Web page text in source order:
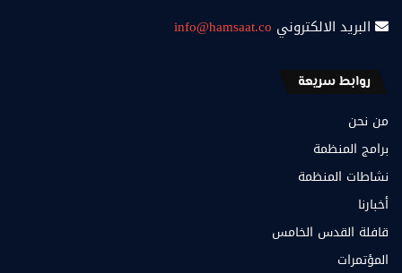
البريد الالكتروني info@hamsaat.co
روابط سريعة
من نحن
برامج المنظمة
نشاطات المنظمة
أخبارنا
قافلة القدس الخامس
المؤتمرات